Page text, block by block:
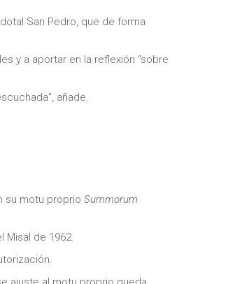
San Pedro, que de forma
y a aportar en la reflexión “sobre
añade.
su motu proprio Summorum
Misal de 1962.